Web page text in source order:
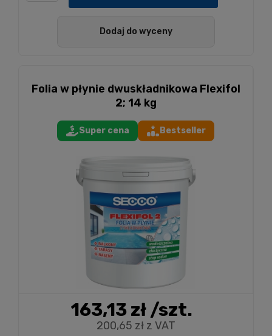
Dodaj do wyceny
Folia w płynie dwuskładnikowa Flexifol
2; 14 kg
Super cena Bestseller
163,13 zł/szt.
200,65 zł z VAT